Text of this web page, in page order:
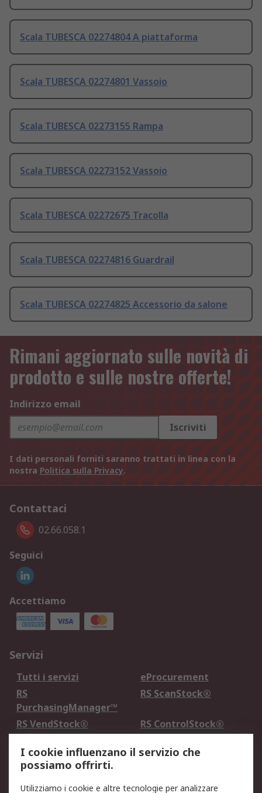
Scala TUBESCA 02274804 A piattaforma
Scala TUBESCA 02274801 Vassoio
Scala TUBESCA 02273155 Rampa
Scala TUBESCA 02273152 Vassoio
Scala TUBESCA 02272675 Tracolla
Scala TUBESCA 02274816 Guardrail
Scala TUBESCA 02274825 Accessorio da salone
Rimani aggiornato sulle novità di
prodotto e sulle nostre offerte!
Indirizzo email
Iscriviti
I dati personali forniti saranno trattati in linea con la
nostra Politica sulla Privacy.
Contattaci
02.66.058.1
Seguici
Accettiamo
Servizi
Tutti i servizi
eProcurement
RS
PurchasingManager™
RS ScanStock®
RS VendStock®
RS ControlStock®
Legale
I cookie influenzano il servizio che
possiamo offrirti.
Utilizziamo i cookie e altre tecnologie per analizzare